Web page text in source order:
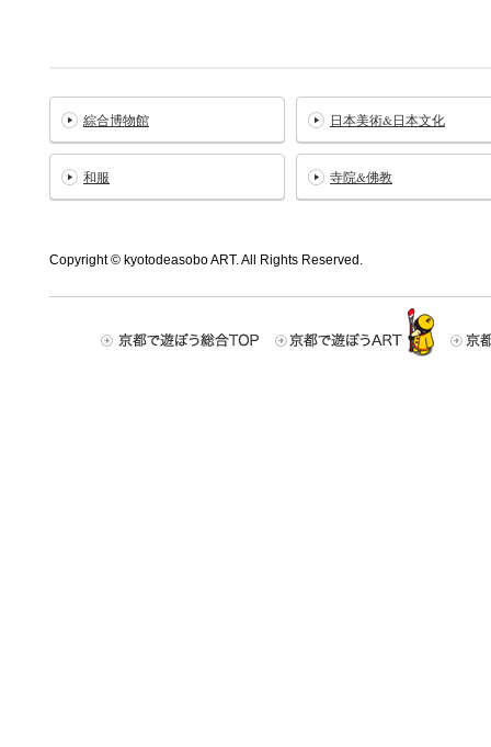
綜合博物館 日本美術&日本文化
和服 寺院&佛教
Copyright © kyotodeasobo ART. All Rights Reserved.